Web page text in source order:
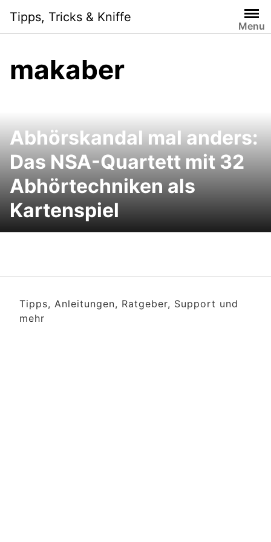
content
Tipps, Tricks & Kniffe
Menu
makaber
Abhörskandal mal anders:
Das NSA-Quartett mit 32
Abhörtechniken als
Kartenspiel
Tipps, Anleitungen, Ratgeber, Support und
mehr